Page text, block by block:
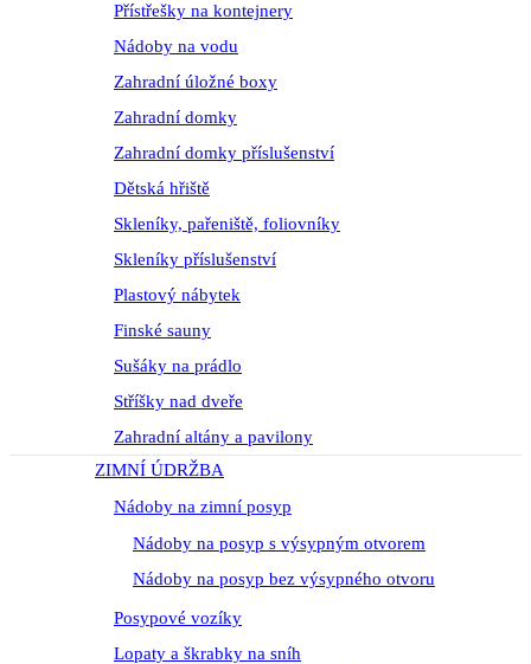
Přístřešky na kontejnery
Nádoby na vodu
Zahradní úložné boxy
Zahradní domky
Zahradní domky příslušenství
Dětská hřiště
Skleníky, pařeniště, foliovníky
Skleníky příslušenství
Plastový nábytek
Finské sauny
Sušáky na prádlo
Stříšky nad dveře
Zahradní altány a pavilony
ZIMNÍ ÚDRŽBA
Nádoby na zimní posyp
Nádoby na posyp s výsypným otvorem
Nádoby na posyp bez výsypného otvoru
Posypové vozíky
Lopaty a škrabky na sníh